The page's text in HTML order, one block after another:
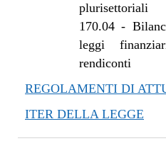
plurisettoriali
170.04-
leggi
rendiconti
REGOLAMENTI DI
ITER DELLA LEGGE